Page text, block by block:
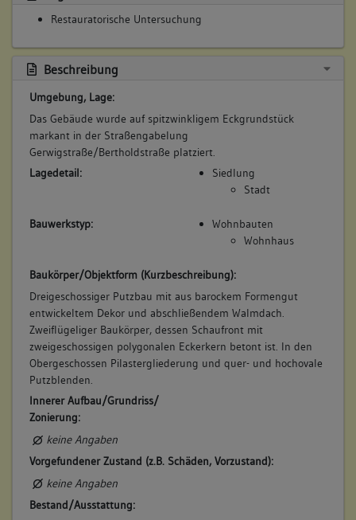
Restauratorische Untersuchung
Beschreibung
Umgebung, Lage:
Das Gebäude wurde auf spitzwinkligem Eckgrundstück
markant in der Straßengabelung
Gerwigstraße/Bertholdstraße platziert.
Lagedetail:
Siedlung
Stadt
Bauwerkstyp:
Wohnbauten
Wohnhaus
Baukörper/Objektform (Kurzbeschreibung):
Dreigeschossiger Putzbau mit aus barockem Formengut
entwickeltem Dekor und abschließendem Walmdach.
Zweiflügeliger Baukörper, dessen Schaufront mit
zweigeschossigen polygonalen Eckerkern betont ist. In den
Obergeschossen Pilastergliederung und quer- und hochovale
Putzblenden.
Innerer Aufbau/Grundriss/
Zonierung:
keine Angaben
Vorgefundener Zustand (z.B. Schäden, Vorzustand):
keine Angaben
Bestand/Ausstattung: